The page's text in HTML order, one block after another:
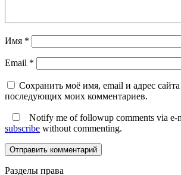
Имя *
Email *
Сохранить моё имя, email и адрес сайта
последующих моих комментариев.
Notify me of followup comments via e-
subscribe without commenting.
Разделы права